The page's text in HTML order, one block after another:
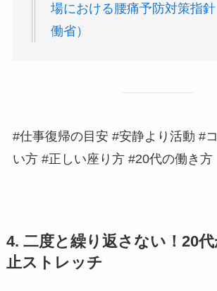
場における腰痛予防対策指
働省）
#仕事復帰の目安 #安静より活動 #
い方 #正しい座り方 #20代の働き方
4. 二度と繰り返さない！20
止ストレッチ